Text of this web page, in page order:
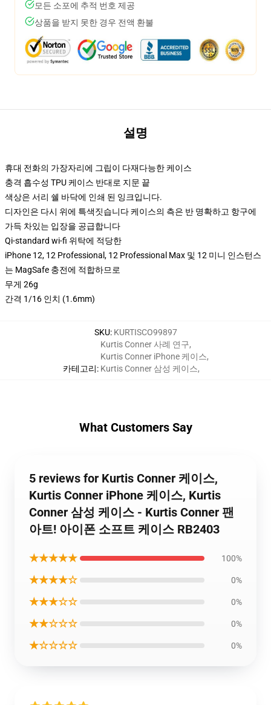
모든 소포에 추적 번호 제공
상품을 받지 못한 경우 전액 환불
설명
휴대 전화의 가장자리에 그립이 다재다능한 케이스
충격 흡수성 TPU 케이스 반대로 지문 끝
색상은 서리 쉘 바닥에 인쇄 된 잉크입니다.
디자인은 다시 위에 특색짓습니다 케이스의 측은 반 명확하고 항구에
가득 차있는 입장을 공급합니다
Qi-standard wi-fi 위탁에 적당한
iPhone 12, 12 Professional, 12 Professional Max 및 12 미니 인스턴스
는 MagSafe 충전에 적합하므로
무게 26g
간격 1/16 인치 (1.6mm)
SKU: KURTISCO99897
카테고리:
Kurtis Conner 사례 연구,
Kurtis Conner iPhone 케이스,
Kurtis Conner 삼성 케이스,
What Customers Say
5 reviews for Kurtis Conner 케이스,
Kurtis Conner iPhone 케이스, Kurtis
Conner 삼성 케이스 - Kurtis Conner 팬
아트! 아이폰 소프트 케이스 RB2403
★★★★★ 100%
★★★★☆ 0%
★★★☆☆ 0%
★★☆☆☆ 0%
★☆☆☆☆ 0%